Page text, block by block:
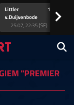
Littler
v.Duijvenbode
17
25.07, 22:35 (SF)
>
"PREMIER